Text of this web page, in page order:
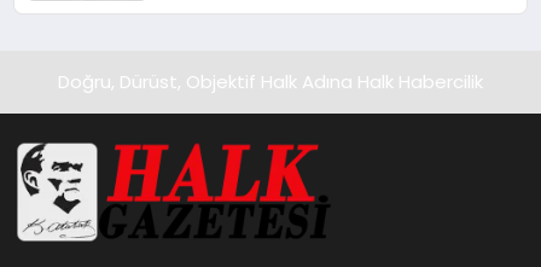
Doğru, Dürüst, Objektif Halk Adına Halk Habercilik